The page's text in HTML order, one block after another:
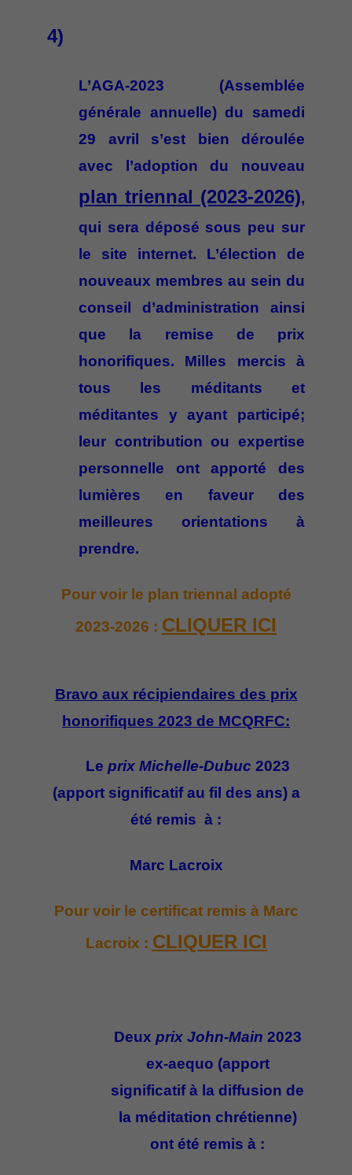
4)
L’AGA-2023 (Assemblée
générale annuelle) du samedi
29 avril s’est bien déroulée
avec l’adoption du nouveau
plan triennal (2023-2026),
qui sera déposé sous peu sur
le site internet. L’élection de
nouveaux membres au sein du
conseil d’administration ainsi
que la remise de prix
honorifiques. Milles mercis à
tous les méditants et
méditantes y ayant participé;
leur contribution ou expertise
personnelle ont apporté des
lumières en faveur des
meilleures orientations à
prendre.
Pour voir le plan triennal adopté
2023-2026 : CLIQUER ICI
Bravo aux récipiendaires des prix
honorifiques 2023 de MCQRFC:
Le prix Michelle-Dubuc 2023
(apport significatif au fil des ans) a
été remis à :
Marc Lacroix
Pour voir le certificat remis à Marc
Lacroix : CLIQUER ICI
Deux prix John-Main 2023
ex-aequo (apport
significatif à la diffusion de
la méditation chrétienne)
ont été remis à :